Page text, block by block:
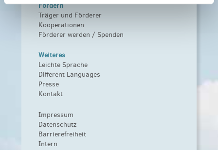
Fördern
Träger und Förderer
Kooperationen
Förderer werden / Spenden
Weiteres
Leichte Sprache
Different Languages
Presse
Kontakt
Impressum
Datenschutz
Barrierefreiheit
Intern